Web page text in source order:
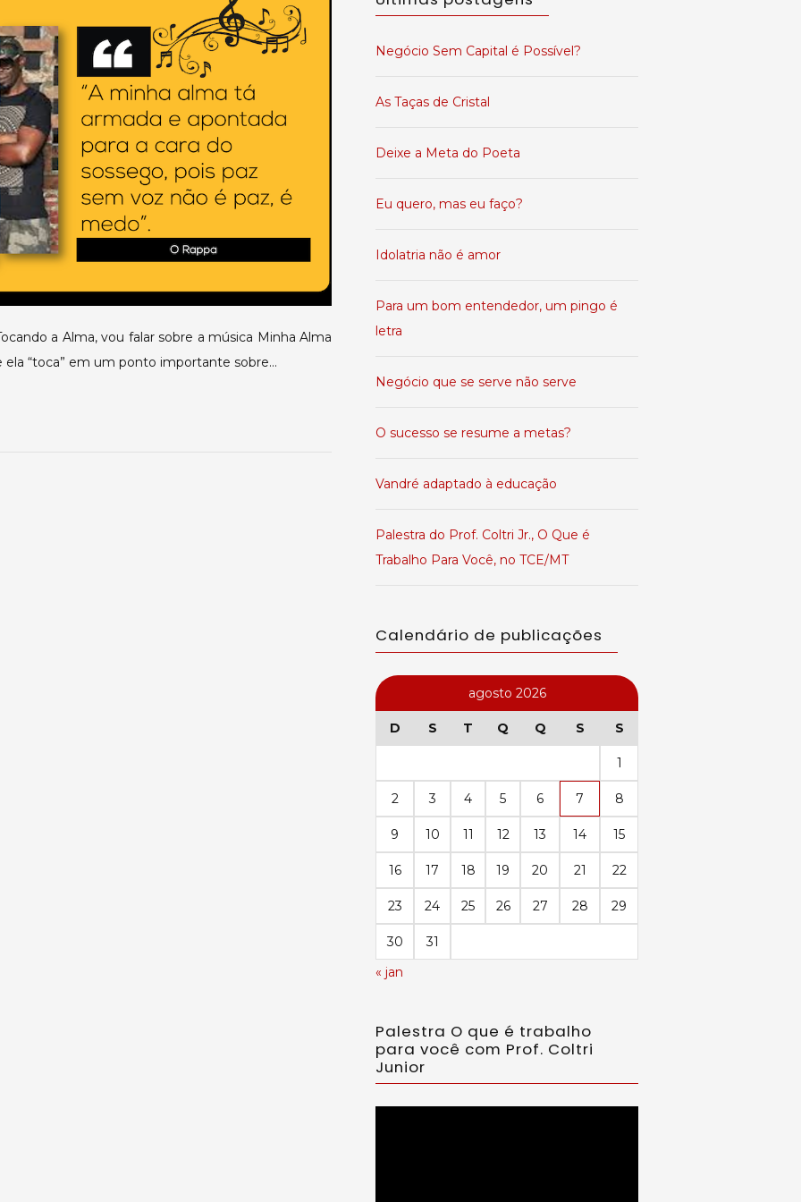
a Alma, vou falar sobre a música Minha Alma
ela “toca” em um ponto importante sobre…
Negócio Sem Capital é Possível?
As Taças de Cristal
Deixe a Meta do Poeta
Eu quero, mas eu faço?
Idolatria não é amor
Para um bom entendedor, um pingo é
letra
Negócio que se serve não serve
O sucesso se resume a metas?
Vandré adaptado à educação
Palestra do Prof. Coltri Jr., O Que é
Trabalho Para Você, no TCE/MT
Calendário de publicações
agosto 2026
D S T Q Q S S
1
2 3 4 5 6 7 8
9 10 11 12 13 14 15
16 17 18 19 20 21 22
23 24 25 26 27 28 29
30
31
« jan
Palestra O que é trabalho
para você com Prof. Coltri
Junior